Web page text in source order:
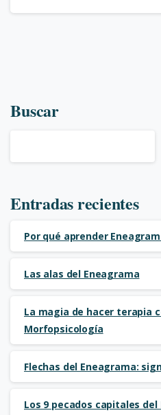
Buscar
Entradas recientes
Por qué aprender
Las alas del Eneagrama
La magia de hacer terapia
Morfopsicología
Flechas del Eneagrama:
Los 9 pecados capitales del